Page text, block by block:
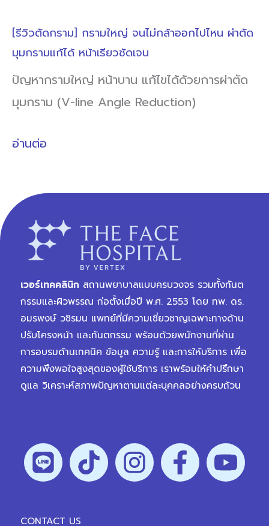
[รีวิวตัดกราม] กรามใหญ่ จนไม่กล้าออกไปไหน ผ่าตัด
มุมกรามแก้ได้ หน้าเรียวชัดเจน
ปัญหากรามใหญ่ หน้าบาน แก้ไขได้ด้วยการผ่าตัด
มุมกราม (V-line Angle Reduction)
อ่านต่อ
เวอร์เทคคลินิก สถานพยาบาลแบบครบวงจร รวมทั้งทันต
กรรมและผิวพรรณ ก่อตั้งเมื่อปี พ.ศ. 2553 โดย ทพ. ดร.
อมรพงษ์ วชิรมน แพทย์ที่มีความเชี่ยวชาญเฉพาะทางด้าน
ปรับโครงหน้า และทันตกรรม พร้อมด้วยพนักงานที่ผ่าน
การอบรมด้านเทคนิค ข้อมูล ความรู้ และการให้บริการ เพื่อ
ความพึงพอใจสูงสุดของผู้ใช้บริการ เราพร้อมให้คำปรึกษา
ดูแล วิเคราะห์สภาพปัญหาตามแต่ละบุคคลอย่างครบถ้วน
CONTACT US